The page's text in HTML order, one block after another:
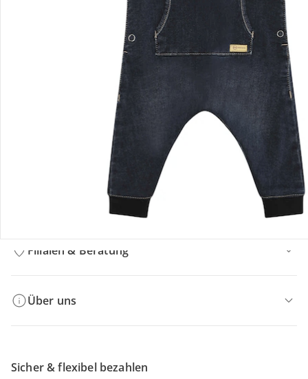
Bestellung & Lieferung
Retoure & Reklamation
Gutscheine & Aktionen
Kontakt & Service
Filialen & Beratung
Über uns
Sicher & flexibel bezahlen